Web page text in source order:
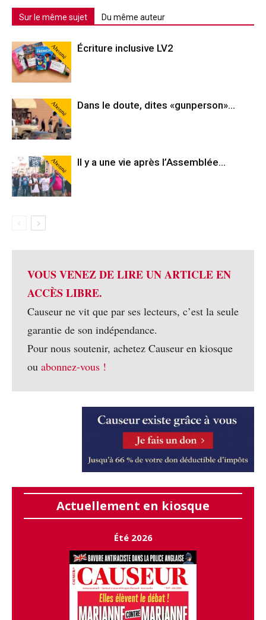
Sur le même sujet Du même auteur
Abonné Écriture inclusive LV2
Abonné Dans le doute, dites «gunperson»…
Abonné Il y a une vie après l’Assemblée…
VOUS VENEZ DE LIRE UN ARTICLE EN
ACCÈS LIBRE.
Causeur ne vit que par ses lecteurs, c’est la seule
garantie de son indépendance.
Pour nous soutenir, achetez Causeur en kiosque
ou abonnez-vous !
Actuellement en kiosque
Été 2026